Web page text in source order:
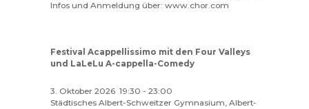
Infos und Anmeldung über: www.chor.com
Festival Acappellissimo mit den Four Valleys
und LaLeLu A-cappella-Comedy
3. Oktober 2026 19:30 - 23:00
Städtisches Albert-Schweitzer Gymnasium, Albert-